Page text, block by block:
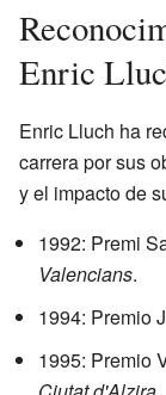
Enric
Enric Lluch ha
carrera por sus
y el impacto de
1992: Premi
Valencians.
1994: Premio
1995: Premio